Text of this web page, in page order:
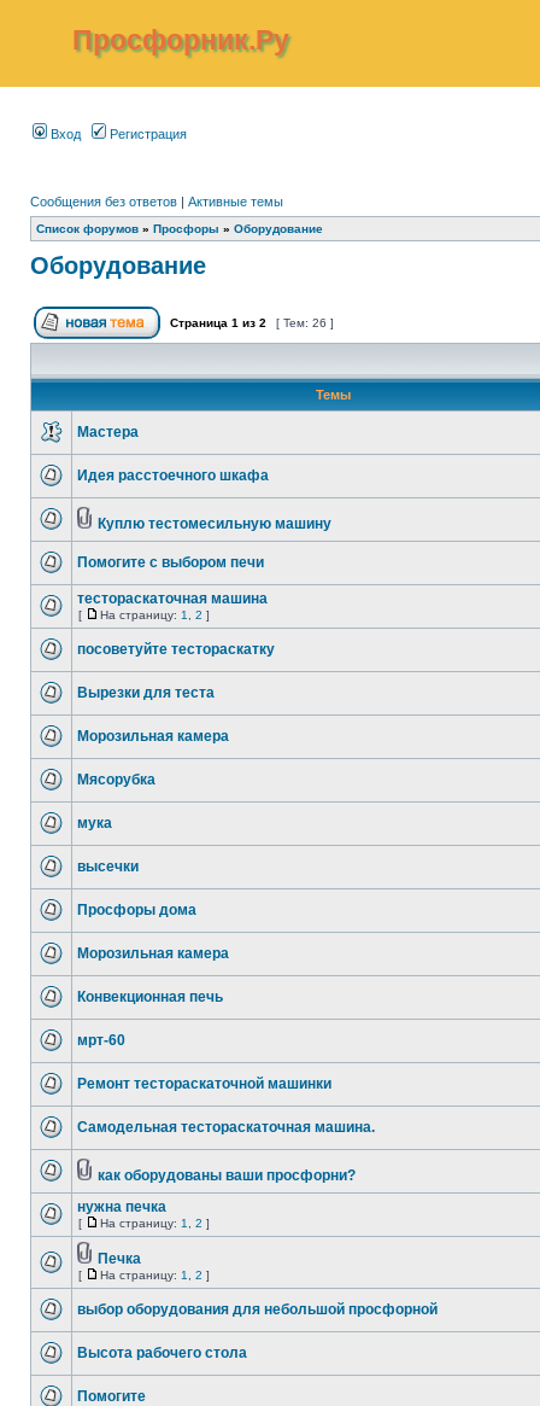
Просфорник.Ру
Вход Регистрация
Сообщения без ответов | Активные темы
Список форумов » Просфоры » Оборудование
Оборудование
Страница 1 из 2 [ Тем: 26 ]
Темы
Мастера
Идея расстоечного шкафа
Куплю тестомесильную машину
Помогите с выбором печи
тестораскаточная машина
[ На страницу: 1 2 ]
посоветуйте тестораскатку
Вырезки для теста
Морозильная камера
Мясорубка
мука
высечки
Просфоры дома
Морозильная камера
Конвекционная печь
мрт-60
Ремонт тестораскаточной машинки
Самодельная тестораскаточная машина.
как оборудованы ваши просфорни?
нужна печка
[ На страницу: 1 2 ]
Печка
[ На страницу: 1 2 ]
выбор оборудования для небольшой просфорной
Высота рабочего стола
Помогите